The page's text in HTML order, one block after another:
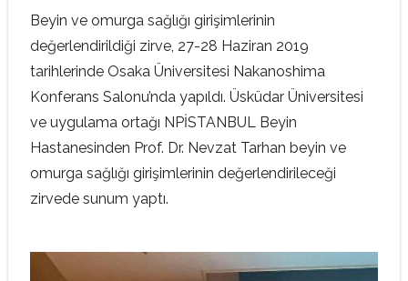
Beyin ve omurga sağlığı girişimlerinin
değerlendirildiği zirve, 27-28 Haziran 2019
tarihlerinde Osaka Üniversitesi Nakanoshima
Konferans Salonu’nda yapıldı. Üsküdar Üniversitesi
ve uygulama ortağı NPİSTANBUL Beyin
Hastanesinden Prof. Dr. Nevzat Tarhan beyin ve
omurga sağlığı girişimlerinin değerlendirileceği
zirvede sunum yaptı.